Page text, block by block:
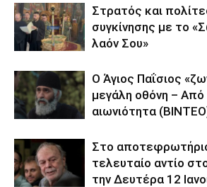
Στρατός και
συγκίνησης με το
λαόν Σου»
Ο Άγιος Παΐσιος
μεγάλη οθόνη –
αιωνιότητα
Στο
τελευταίο αντίο
την Δευτέρα 12